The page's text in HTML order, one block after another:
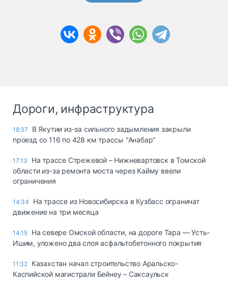
Дороги, инфраструктура
18:37
В Якутии из-за сильного задымления закрыли
проезд со 116 по 428 км трассы "Анабар"
17:13
На трассе Стрежевой – Нижневартовск в Томской
области из-за ремонта моста через Кайму ввели
ограничения
14:34
На трассе из Новосибирска в Кузбасс ограничат
движение на три месяца
14:15 На севере Омской области, на дороге Тара — Усть-
Ишим, уложено два слоя асфальтобетонного покрытия
11:32 Казахстан начал строительство Аральско-
Каспийской магистрали Бейнеу – Саксаульск